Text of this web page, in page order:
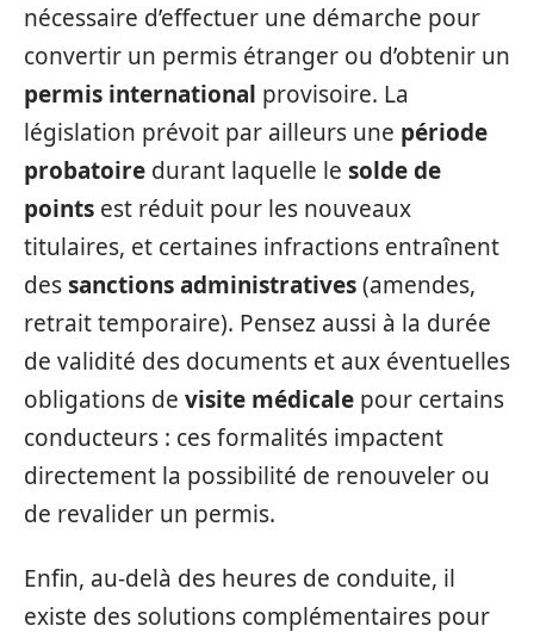
nécessaire d’effectuer une démarche pour
convertir un permis étranger ou d’obtenir un
permis international provisoire. La
législation prévoit par ailleurs une période
probatoire durant laquelle le solde de
points est réduit pour les nouveaux
titulaires, et certaines infractions entraînent
dessanctions administratives(amendes,
retrait temporaire). Pensez aussi à la durée
de validité des documents et aux éventuelles
obligations de visite médicale pour certains
conducteurs : ces formalités impactent
directement la possibilité de renouveler ou
de revalider un permis.
Enfin, au-delà des heures de conduite, il
existe des solutions complémentaires pour